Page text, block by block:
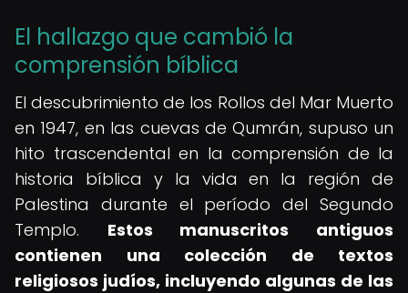
El hallazgo que cambió la
comprensión bíblica
El descubrimiento de los Rollos del Mar Muerto
en 1947, en las cuevas de Qumrán, supuso un
hito trascendental en la comprensión de la
historia bíblica y la vida en la región de
Palestina durante el período del Segundo
Templo. Estos manuscritos antiguos
contienen una colección de textos
religiosos judíos, incluyendo algunas de las